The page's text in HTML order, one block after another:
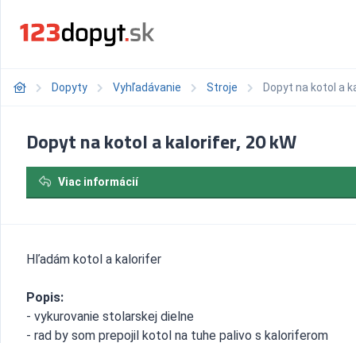
Dopyty Vyhľadávanie Stroje Dopyt na kotol a
Dopyt na kotol a kalorifer, 20 kW
Viac informácií
Hľadám kotol a kalorifer
Popis:
- vykurovanie stolarskej dielne
- rad by som prepojil kotol na tuhe palivo s kaloriferom